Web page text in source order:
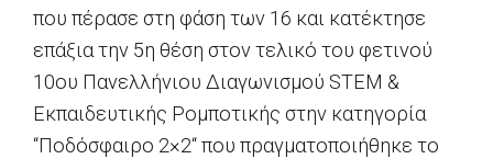
που πέρασε στη φάση των 16 και κατέκτησε
επάξια την 5η θέση στον τελικό του φετινού
10ου Πανελλήνιου Διαγωνισμού STEM &
Eκπαιδευτικής Ρομποτικής στην κατηγορία
“Ποδόσφαιρο 2×2“ που πραγματοποιήθηκε το